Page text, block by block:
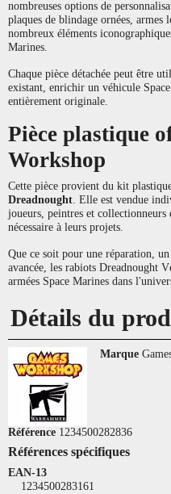
nombreuses options de
plaques de blindage ornées, armes
nombreux éléments
Marines.
Chaque pièce détachée peut être
existant, enrichir un véhicule
entièrement originale.
Pièce plastique
Workshop
Cette pièce provient du kit
Dreadnought. Elle est vendue
joueurs, peintres et
nécessaire à leurs projets.
Que ce soit pour une réparation,
avancée, les rabiots Dreadnought
armées Space Marines dans
Détails du
Marque
Référence 1234500282836
Références spécifiques
EAN-13
1234500283161